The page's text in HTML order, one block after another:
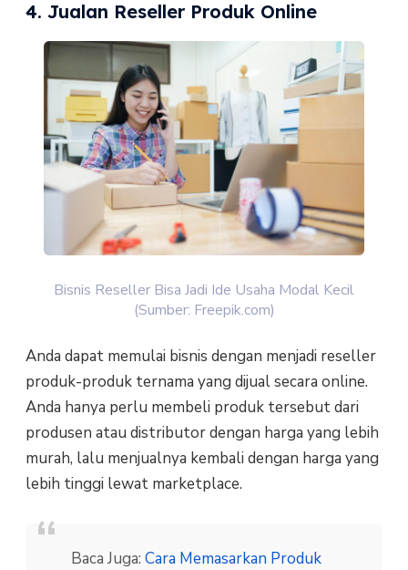
4. Jualan Reseller Produk Online
Bisnis Reseller Bisa Jadi Ide Usaha Modal Kecil
(Sumber: Freepik.com)
Anda dapat memulai bisnis dengan menjadi reseller
produk-produk ternama yang dijual secara online.
Anda hanya perlu membeli produk tersebut dari
produsen atau distributor dengan harga yang lebih
murah, lalu menjualnya kembali dengan harga yang
lebih tinggi lewat marketplace.
Baca Juga: Cara Memasarkan Produk